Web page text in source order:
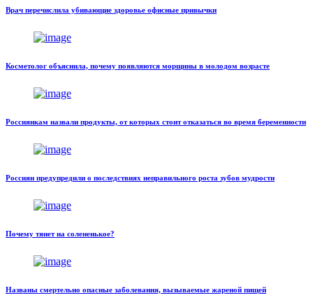
Врач перечислила убивающие здоровье офисные привычки
Косметолог объяснила, почему появляются морщины в молодом возрасте
Россиянкам назвали продукты, от которых стоит отказаться во время беременности
Россиян предупредили о последствиях неправильного роста зубов мудрости
Почему тянет на солененькое?
Названы смертельно опасные заболевания, вызываемые жареной пищей